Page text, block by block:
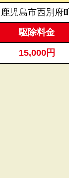
鹿児島市西別府町
駆除料金
15,000円